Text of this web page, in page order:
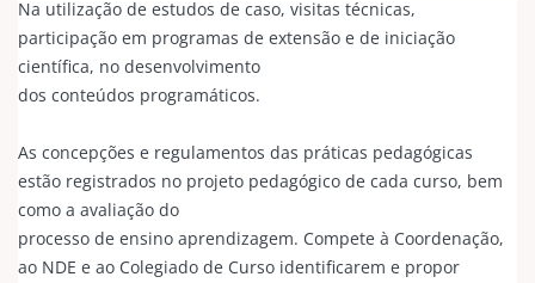
Na utilização de estudos de caso, visitas técnicas,
participação em programas de extensão e de iniciação
científica, no desenvolvimento
dos conteúdos programáticos.
As concepções e regulamentos das práticas pedagógicas
estão registrados no projeto pedagógico de cada curso, bem
como a avaliação do
processo de ensino aprendizagem. Compete à Coordenação,
ao NDE e ao Colegiado de Curso identificarem e propor